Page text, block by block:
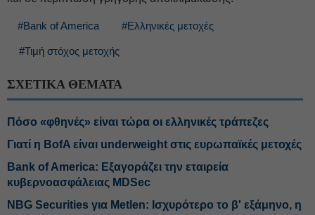
#Bank of America #Ελληνικές μετοχές
#Τιμή στόχος μετοχής
ΣΧΕΤΙΚΑ ΘΕΜΑΤΑ
Πόσο «φθηνές» είναι τώρα οι ελληνικές τράπεζες
Γιατί η BofA είναι underweight στις ευρωπαϊκές μετοχές
Bank of America: Εξαγοράζει την εταιρεία
κυβερνοασφάλειας MDSec
NBG Securities για Metlen: Ισχυρότερο το β' εξάμηνο, η